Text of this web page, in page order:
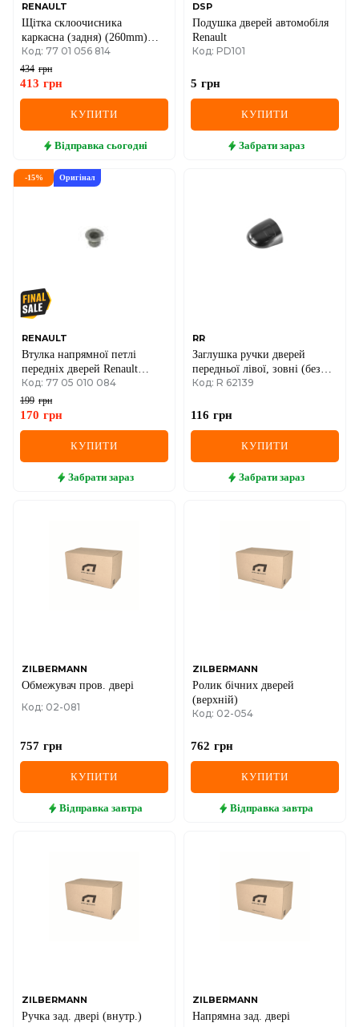
GMC
GREAT WALL
HAVAL
JEEP
LANCIA
LAND ROVER
LEXUS
LINCOLN
NISSAN
POLESTAR
RENAULT
SMART
RENAULT
Щітка склоочисника
каркасна (задня) (260mm)
Renault Scenic/Megane 02-
Код: 77 01 056 814
434 грн
413 грн
КУПИТИ
Відправка сьогодні
DSP
Подушка дверей автомобіля
Renault
Код: PD101
5 грн
КУПИТИ
Забрати зараз
-15% Оригінал
RENAULT
Втулка напрямної петлі
передніх дверей Renault
Kangoo + Nissan Kubistar 97-
>08 / Renault Clio II
Код: 77 05 010 084
199 грн
170 грн
КУПИТИ
Забрати зараз
RR
Заглушка ручки дверей
передньої лівої, зовні (без
отвору під ключ, чорна)
Espace IV
Код: R 62139
116 грн
КУПИТИ
Забрати зараз
ZILBERMANN
Обмежувач пров. двері
Код: 02-081
757 грн
КУПИТИ
Відправка завтра
ZILBERMANN
Ролик бічних дверей
(верхній)
Код: 02-054
762 грн
КУПИТИ
Відправка завтра
ZILBERMANN
Ручка зад. двері (внутр.)
ZILBERMANN
Напрямна зад. двері